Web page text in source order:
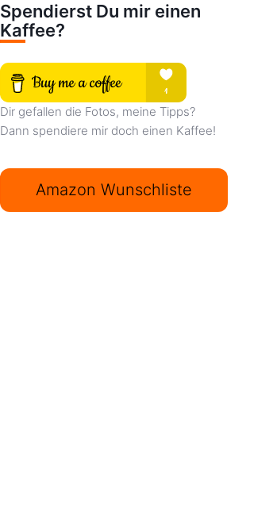
Spendierst Du mir einen
Kaffee?
Dir gefallen die Fotos, meine Tipps?
Dann spendiere mir doch einen Kaffee!
Amazon Wunschliste